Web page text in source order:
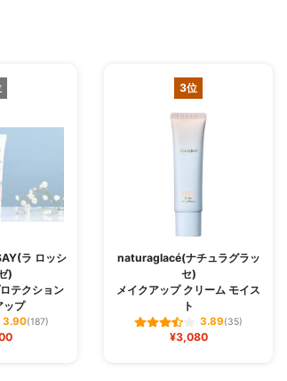
ラ ロッシ
)
テクション
ップ
3.90(187)
3位
naturaglacé(ナチュラグラッ
セ)
メイクアップ クリーム モイス
ト
3.89(35)
¥3,080